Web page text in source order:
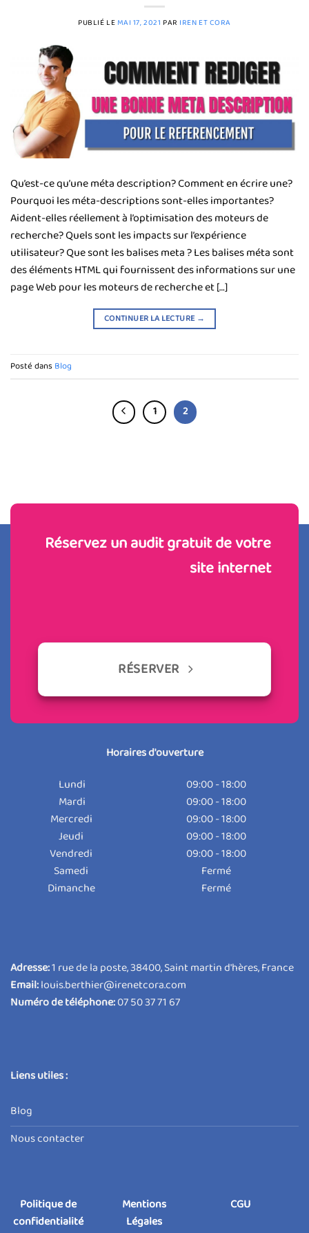
PUBLIÉ LE MAI 17, 2021 PAR IREN ET CORA
Qu’est-ce qu’une méta description? Comment en écrire une?
Pourquoi les méta-descriptions sont-elles importantes?
Aident-elles réellement à l’optimisation des moteurs de
recherche? Quels sont les impacts sur l’expérience
utilisateur? Que sont les balises meta ? Les balises méta sont
des éléments HTML qui fournissent des informations sur une
page Web pour les moteurs de recherche et […]
CONTINUER LA LECTURE →
Posté dans Blog
1 2
Réservez un audit gratuit de votre
site internet
RÉSERVER
Horaires d'ouverture
Lundi
Mardi
Mercredi
Jeudi
Vendredi
Samedi
Dimanche
09:00 - 18:00
09:00 - 18:00
09:00 - 18:00
09:00 - 18:00
09:00 - 18:00
Fermé
Fermé
Adresse:1 rue de la poste, 38400, Saint martin d'hères, France
Email:louis.berthier@irenetcora.com
Numéro de téléphone:07 50 37 71 67
Liens utiles :
Blog
Nous contacter
Politique de
confidentialité
Mentions
Légales
CGU